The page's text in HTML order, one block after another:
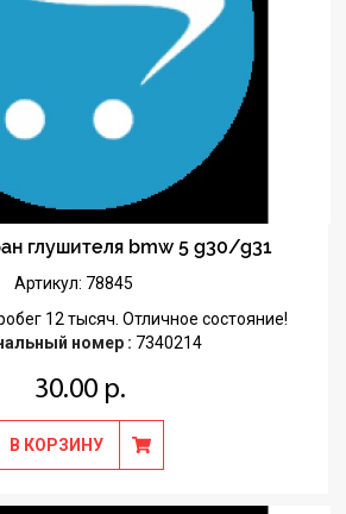
глушителя bmw 5 g30/g31
Артикул: 78845
12 тысяч. Отличное состояние!
номер : 7340214
30.00 р.
В КОРЗИНУ